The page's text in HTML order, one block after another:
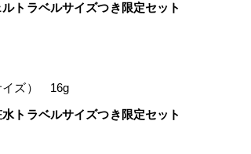
ラベルサイズつき限定セット
イズ） 16g
ラベルサイズつき限定セット